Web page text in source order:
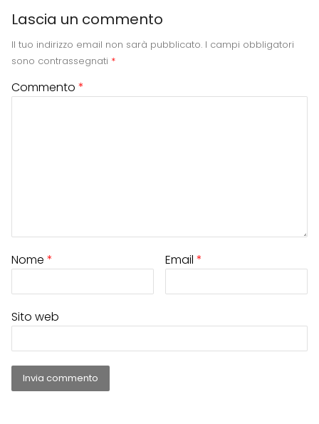
Lascia un commento
Il tuo indirizzo email non sarà pubblicato. I campi obbligatori
sono contrassegnati *
Commento *
Nome * Email*
Sito web